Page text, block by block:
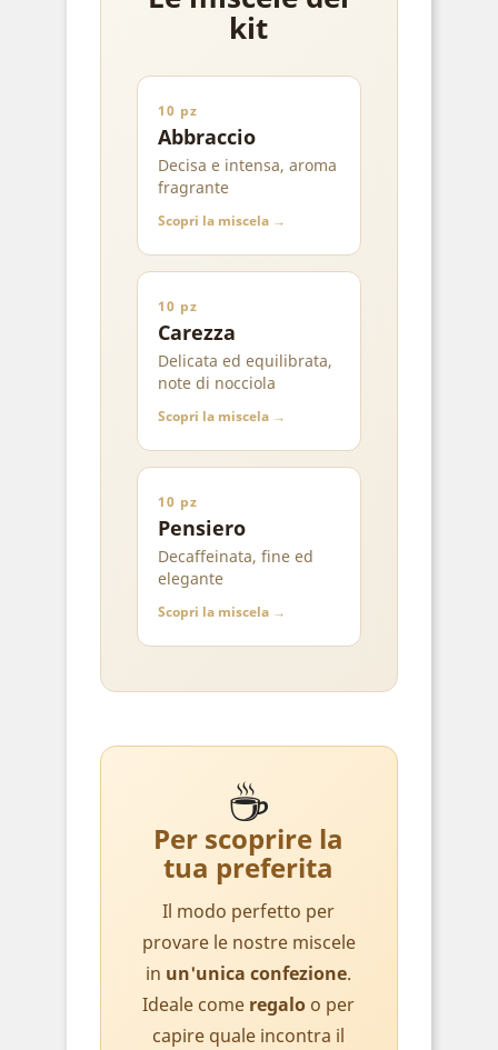
kit
10 pz
Abbraccio
Decisa e intensa, aroma
fragrante
Scopri la miscela →
10 pz
Carezza
Delicata ed equilibrata,
note di nocciola
Scopri la miscela →
10 pz
Pensiero
Decaffeinata, fine ed
elegante
Scopri la miscela →
☕
Per scoprire la
tua preferita
Il modo perfetto per
provare le nostre miscele
in un'unica confezione.
Ideale come regalo o per
capire quale incontra il